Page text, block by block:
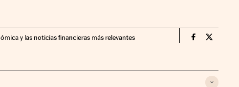
y las noticias financieras más relevantes Companias